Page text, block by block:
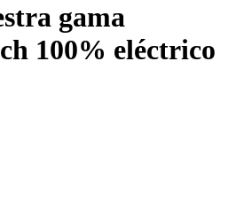
gama
100% eléctrico